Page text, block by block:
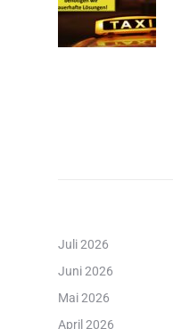
Juli 2026
Juni 2026
Mai 2026
April 2026